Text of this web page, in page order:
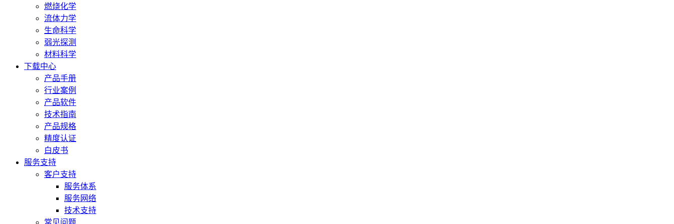
燃烧化学
流体力学
生命科学
弱光探测
材料科学
下载中心
产品手册
行业案例
产品软件
技术指南
产品规格
精度认证
白皮书
服务支持
客户支持
服务体系
服务网络
技术支持
常见问题